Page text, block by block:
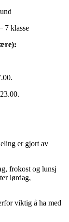
7 klasse
er gjort av
frokost og lunsj
lørdag,
viktig å ha med